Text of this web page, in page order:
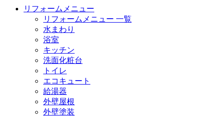
リフォームメニュー
リフォームメニュー 一覧
水まわり
浴室
キッチン
洗面化粧台
トイレ
エコキュート
給湯器
外壁屋根
外壁塗装